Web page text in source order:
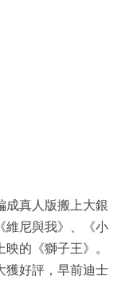
成真人版搬上大銀
維尼與我》、《小
的《獅子王》。
獲好評，早前迪士